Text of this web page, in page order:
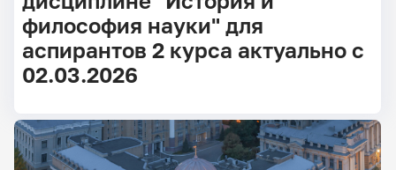
философия науки" для
аспирантов 2 курса актуально с
02.03.2026